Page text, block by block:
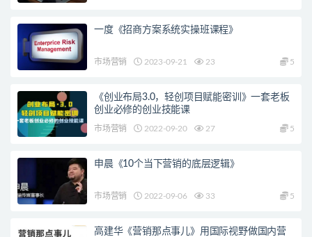
一度《招商方案系统实操班课程》
市场营销 2023-09-21 23 5
《创业布局3.0，轻创项目赋能密训》一套老板
创业必修的创业技能课
市场营销 2022-09-20 27 5
申晨《10个当下营销的底层逻辑》
市场营销 2022-09-06 33 5
高建华《营销那点事儿》用国际视野做国内营